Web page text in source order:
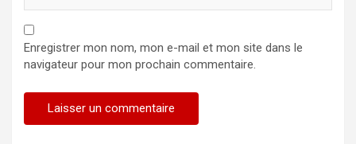
Enregistrer mon nom, mon e-mail et mon site dans le
navigateur pour mon prochain commentaire.